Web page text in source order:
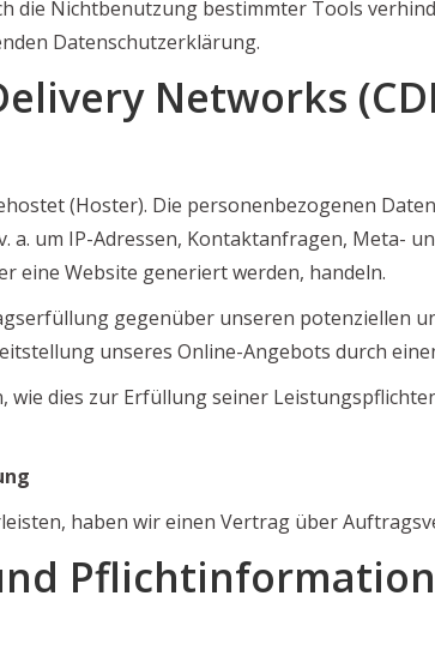
die Nichtbenutzung bestimmter Tools
Datenschutzerklärung.
Networks
(Hoster). Die personenbezogenen
a. um IP-Adressen, Kontaktanfragen, Meta-
eine Website generiert werden, handeln.
gegenüber unseren potenziellen
unseres Online-Angebots durch
dies zur Erfüllung seiner
haben wir einen Vertrag über